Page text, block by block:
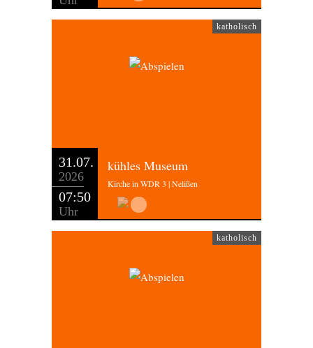
katholisch
31.07.
2026
07:50
Uhr
kühles Museum
Kirche in WDR 3 | Nelißen
katholisch